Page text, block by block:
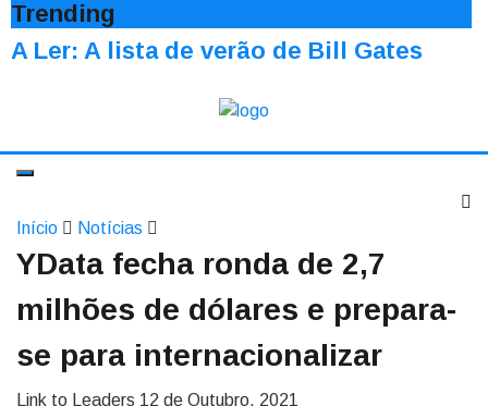
Trending
A Ler: A lista de verão de Bill Gates
Início Notícias
YData fecha ronda de 2,7
milhões de dólares e prepara-
se para internacionalizar
Link to Leaders 12 de Outubro, 2021